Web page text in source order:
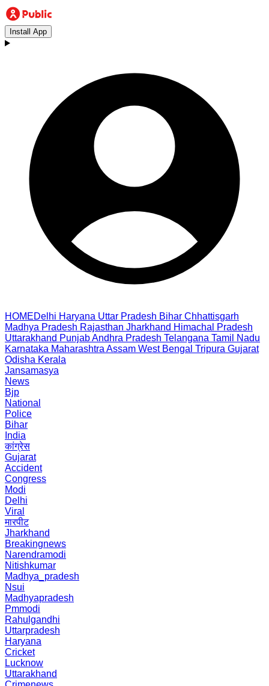
Install App
HOMEDelhi Haryana Uttar Pradesh Bihar Chhattisgarh
Madhya Pradesh Rajasthan Jharkhand Himachal Pradesh
Uttarakhand PunjabAndhra Pradesh Telangana Tamil Nadu
Karnataka Maharashtra Assam West Bengal Tripura Gujarat
Odisha Kerala
Jansamasya
News
Bjp
National
Police
Bihar
India
कांग्रेस
Gujarat
Accident
Congress
Modi
Delhi
Viral
मारपीट
Jharkhand
Breakingnews
Narendramodi
Nitishkumar
Madhya_pradesh
Nsui
Madhyapradesh
Pmmodi
Rahulgandhi
Uttarpradesh
Haryana
Cricket
Lucknow
Uttarakhand